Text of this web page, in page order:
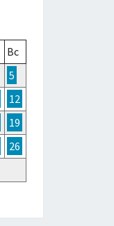
Вс
5
12
19
26